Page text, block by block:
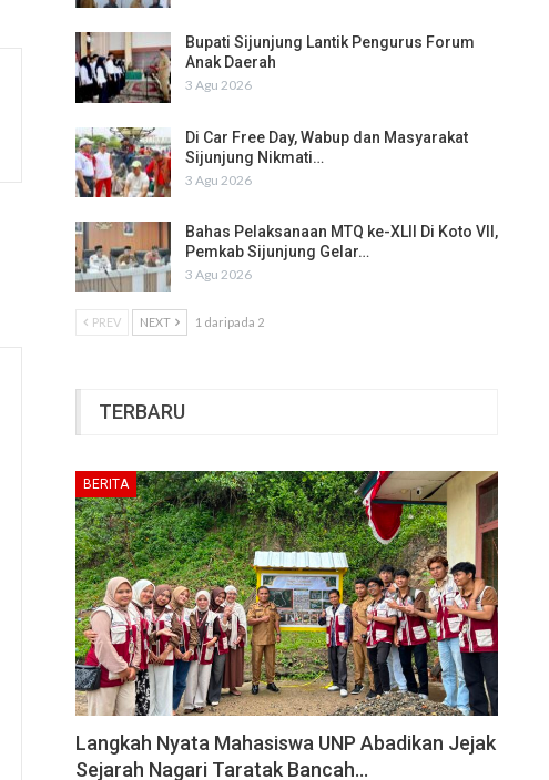
Bupati Sijunjung Lantik Pengurus Forum
Anak Daerah
3 Agu 2026
Di Car Free Day, Wabup dan Masyarakat
Sijunjung Nikmati…
3 Agu 2026
Bahas Pelaksanaan MTQ ke-XLII Di Koto VII,
Pemkab Sijunjung Gelar…
3 Agu 2026
PREV NEXT 1 daripada 2
TERBARU
BERITA
Langkah Nyata Mahasiswa UNP Abadikan Jejak
Sejarah Nagari Taratak Bancah…